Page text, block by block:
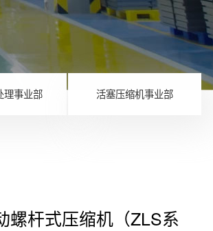
理事业部 活塞压缩机事业部
螺杆式压缩机（ZLS系